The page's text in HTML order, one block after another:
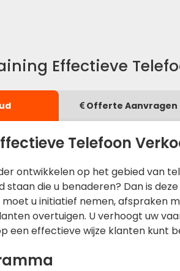
Effectieve
Offerte Aanvragen
Telefoon
ontwikkelen op het gebied van
staan die u benaderen? Dan is
u initiatief nemen, afspraken
overtuigen. U verhoogt uw
een effectieve wijze klanten kunt